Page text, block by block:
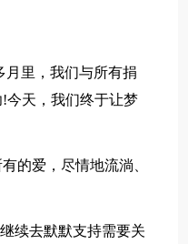
月里，我们与所有捐
今天，我们终于让梦
的爱，尽情地流淌、
续去默默支持需要关